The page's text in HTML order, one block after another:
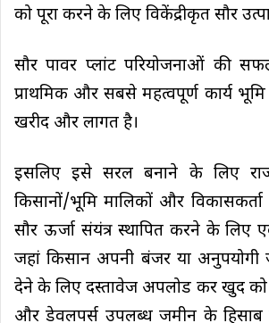
को पूरा करने के लिए विकेंद्रीकृत सौर
सौर पावर प्लांट परियोजनाओं की
प्राथमिक और सबसे महत्वपूर्ण कार्य
खरीद और लागत है।
इसलिए इसे सरल बनाने के लिए
किसानों/भूमि मालिकों और
सौर ऊर्जा संयंत्र स्थापित करने के लिए
जहां किसान अपनी बंजर या
देने के लिए दस्तावेज अपलोड कर खुद
और डेवलपर्स उपलब्ध जमीन के